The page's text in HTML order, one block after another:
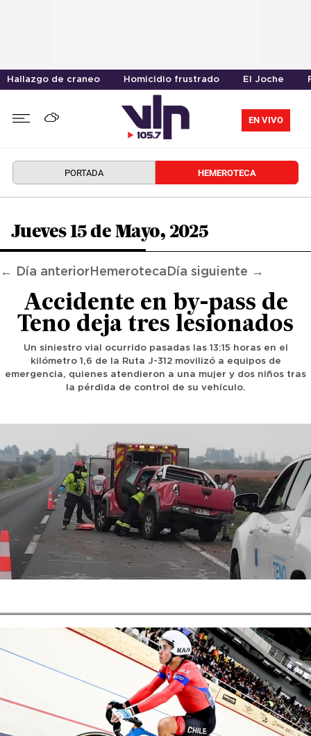
Hallazgo de craneo Homicidio frustrado El Joche
EN VIVO
PORTADA HEMEROTECA
Jueves 15 de Mayo, 2025
← Día anterior Hemeroteca Día siguiente →
Accidente en by-pass de
Teno deja tres lesionados
Un siniestro vial ocurrido pasadas las 13:15 horas en el
kilómetro 1,6 de la Ruta J-312 movilizó a equipos de
emergencia, quienes atendieron a una mujer y dos niños tras
la pérdida de control de su vehículo.